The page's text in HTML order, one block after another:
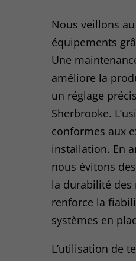
Nous veillons
équipements
Une
améliore la
un réglage
Sherbrooke.
conformes aux
installation. En
nous évitons
la durabilité des
renforce la
systèmes en
L’utilisation de